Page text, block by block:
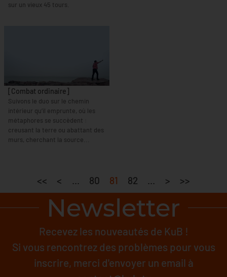
sur un vieux 45 tours.
[Combat ordinaire]
Suivons le duo sur le chemin
intérieur qu’il emprunte, où les
métaphores se succèdent :
creusant la terre ou abattant des
murs, cherchant la source...
<< < ... 80 81 82 ... > >>
Newsletter
Recevez les nouveautés de KuB !
Si vous rencontrez des problèmes pour vous
inscrire, merci d'envoyer un email à